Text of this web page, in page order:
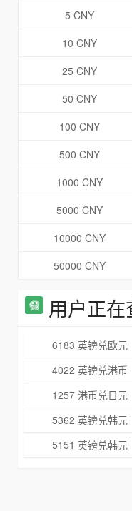
5 CNY
10 CNY
25 CNY
50 CNY
100 CNY
500 CNY
1000 CNY
5000 CNY
10000 CNY
50000 CNY
用户正在
6183 英镑兑欧元
4022 英镑兑港币
1257 港币兑日元
5362 英镑兑韩元
5151 英镑兑韩元